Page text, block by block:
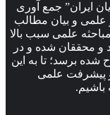
ایران” جمع آوری
علمی و بیان مطالب
علمی سبب بالا
و محققان شده و در
شده برسد؛ تا به این
پیشرفت علمی
باشیم.